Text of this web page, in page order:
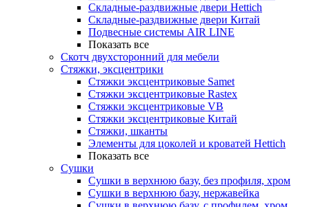
Складные-раздвижные двери Hettich
Складные-раздвижные двери Китай
Подвесные системы AIR LINE
Показать все
Скотч двухсторонний для мебели
Стяжки, эксцентрики
Cтяжки эксцентриковые Samet
Стяжки эксцентриковые Rastex
Стяжки эксцентриковые VB
Стяжки эксцентриковые Китай
Стяжки, шканты
Элементы для цоколей и кроватей Hettich
Показать все
Сушки
Сушки в верхнюю базу, без профиля, хром
Сушки в верхнюю базу, нержавейка